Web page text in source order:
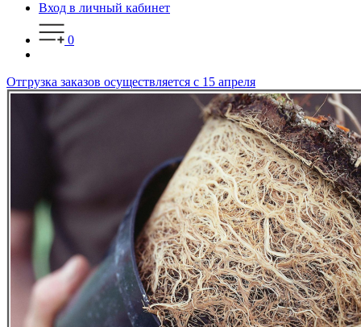
Вход в личный кабинет
0
Отгрузка заказов осуществляется с 15 апреля